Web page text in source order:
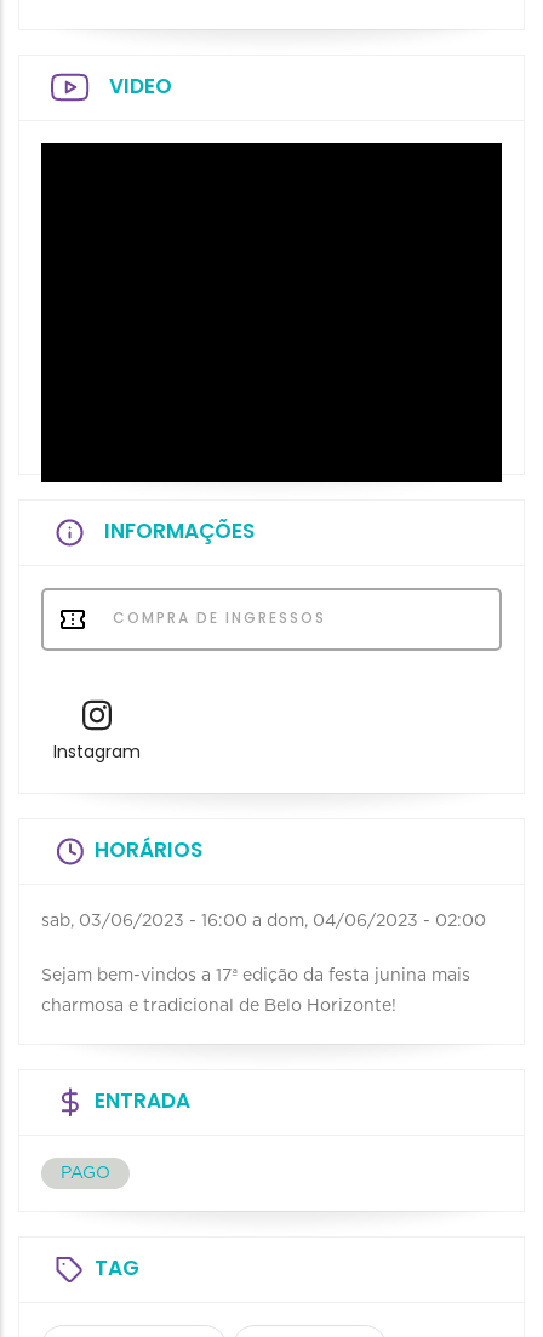
VIDEO
INFORMAÇÕES
COMPRA DE INGRESSOS
Instagram
HORÁRIOS
sab, 03/06/2023 - 16:00 a dom, 04/06/2023 - 02:00
Sejam bem-vindos a 17ª edição da festa junina mais
charmosa e tradicional de Belo Horizonte!
ENTRADA
PAGO
TAG